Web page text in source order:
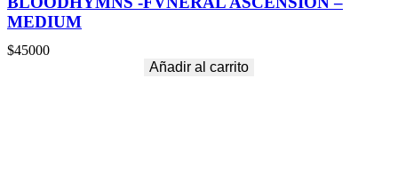
MEDIUM
$45000
Añadir al carrito